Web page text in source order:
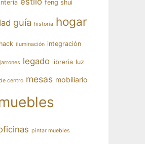
feng shui
guía historia hogar
iluminación integración
jarrones legado libreria luz
centro mesas mobiliario
pintar muebles